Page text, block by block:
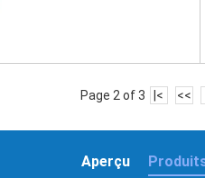
Page 2 of 3 |< <<
Aperçu